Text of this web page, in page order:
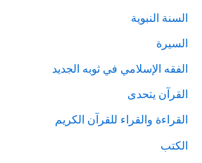
السنة النبوية
السيرة
الفقه الإسلامي في ثوبه الجديد
القرآن يتحدى
القراءة والقراء للقرآن الكريم
الكتب